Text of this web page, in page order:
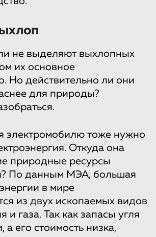
не выделяют выхлопных
их основное
Но действительно ли они
для природы?
электромобилю тоже нужно
Откуда она
природные ресурсы
По данным МЭА, большая
в мире
из двух ископаемых видов
и газа. Так как запасы угля
а его стоимость низка,